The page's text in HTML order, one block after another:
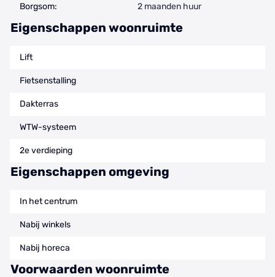
Borgsom: 2 maanden huur
Eigenschappen woonruimte
Lift
Fietsenstalling
Dakterras
WTW-systeem
2e verdieping
Eigenschappen omgeving
In het centrum
Nabij winkels
Nabij horeca
Voorwaarden woonruimte